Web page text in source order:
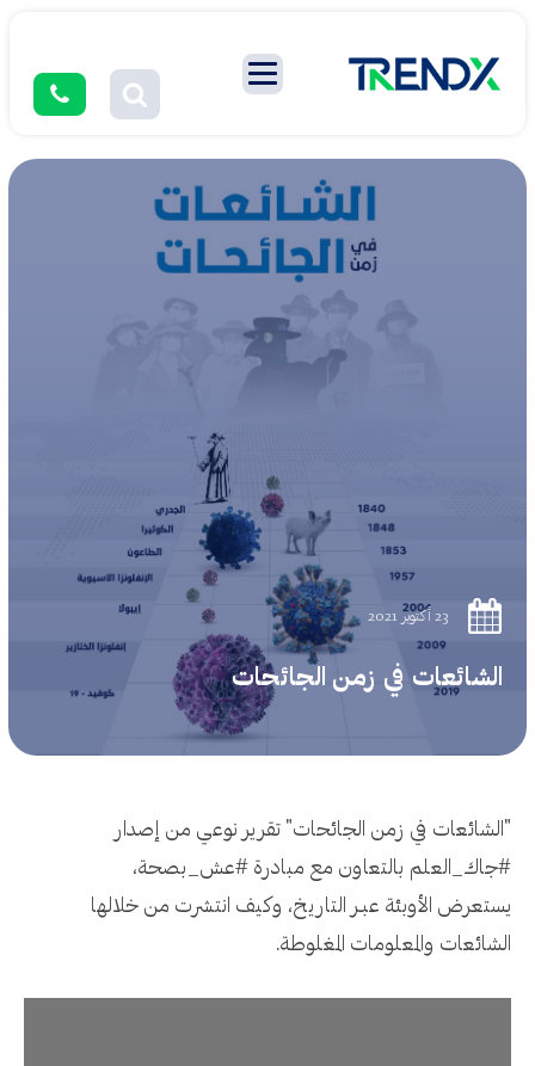
23 أكتوبر 2021
الشائعات في زمن الجائحات
"الشائعات في زمن الجائحات" تقرير نوعي من إصدار
#جاك_العلم بالتعاون مع مبادرة #عش_بصحة،
يستعرض الأوبئة عبـر التاريخ، وكيف انتشرت من خلالها
الشائعات والمعلومات المغلوطة.